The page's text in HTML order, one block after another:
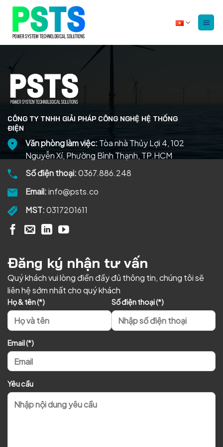
dung
CÔNG TY TNHH GIẢI PHÁP CÔNG NGHỆ HỆ THỐNG
ĐIỆN
Văn phòng làm việc: Tòa nhà Thủy Lợi 4, 102
Nguyễn Xí, Phường Bình Thạnh, TP.HCM
Số điện thoại:0367.886.248
Email:info@psts.co
MST:0317201611
Đăng ký nhận tư vấn
Quý khách vui lòng điền đầy đủ thông tin, chúng tôi sẽ
liên hệ sớm nhất cho quý khách
Họ & tên (*) Số điện thoại (*)
Email (*)
Yêu cầu